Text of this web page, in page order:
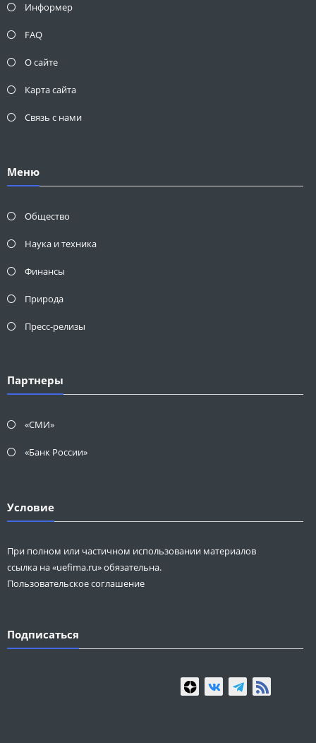
Информер
FAQ
О сайте
Карта сайта
Связь с нами
Меню
Общество
Наука и техника
Финансы
Природа
Пресс-релизы
Партнеры
«СМИ»
«Банк России»
Условие
При полном или частичном использовании материалов
ссылка на «uefima.ru» обязательна.
Пользовательское соглашение
Подписаться